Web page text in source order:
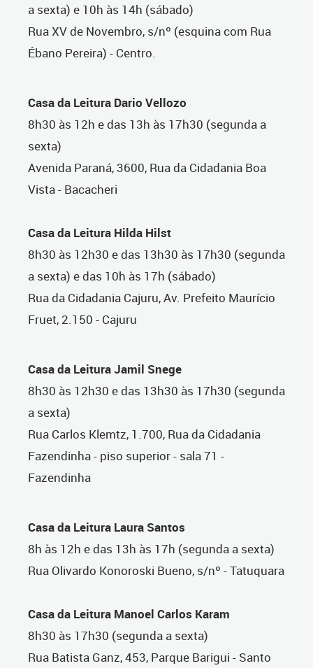
a sexta) e 10h às 14h (sábado)
Rua XV de Novembro, s/nº (esquina com Rua
Ébano Pereira) - Centro.
Casa da Leitura Dario Vellozo
8h30 às 12h e das 13h às 17h30 (segunda a
sexta)
Avenida Paraná, 3600, Rua da Cidadania Boa
Vista - Bacacheri
Casa da Leitura Hilda Hilst
8h30 às 12h30 e das 13h30 às 17h30 (segunda
a sexta) e das 10h às 17h (sábado)
Rua da Cidadania Cajuru, Av. Prefeito Maurício
Fruet, 2.150 - Cajuru
Casa da Leitura Jamil Snege
8h30 às 12h30 e das 13h30 às 17h30 (segunda
a sexta)
Rua Carlos Klemtz, 1.700, Rua da Cidadania
Fazendinha - piso superior - sala 71 -
Fazendinha
Casa da Leitura Laura Santos
8h às 12h e das 13h às 17h (segunda a sexta)
Rua Olivardo Konoroski Bueno, s/nº - Tatuquara
Casa da Leitura Manoel Carlos Karam
8h30 às 17h30 (segunda a sexta)
Rua Batista Ganz, 453, Parque Barigui - Santo